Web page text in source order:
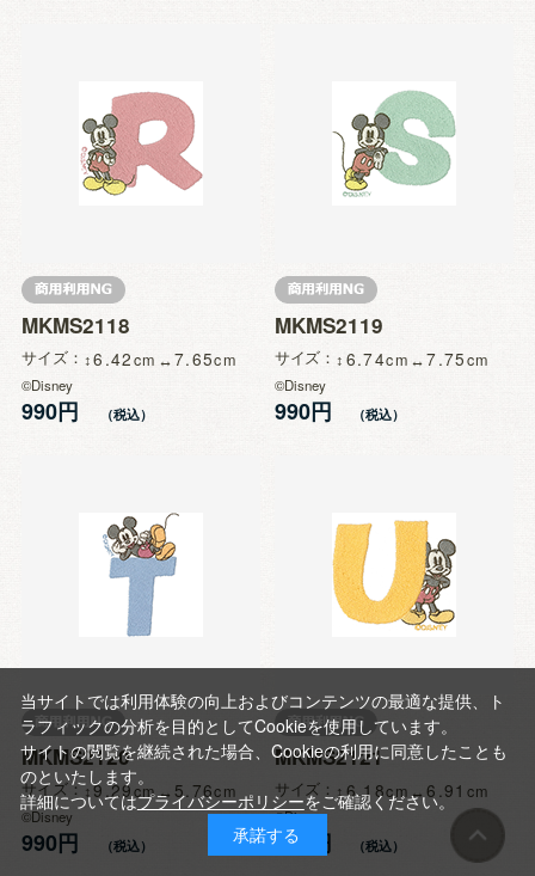
MKMS2118
サイズ 6.42 7.65
©Disney
990円
MKMS2119
サイズ 6.74 7.75
©Disney
990円
MKMS2120
サイズ 9.29 5.76
©Disney
990円
MKMS2121
サイズ 6.18 6.91
©Disney
990円
当サイトでは利用体験の向上およびコンテンツの最適な提供、ト
ラフィックの分析を目的としてCookieを使用しています。
サイトの閲覧を継続された場合、Cookieの利用に同意したことも
のといたします。
詳細についてはプライバシーポリシーをご確認ください。
承諾する